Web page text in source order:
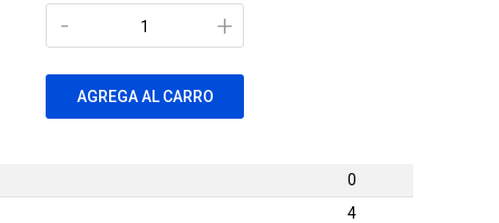
+
-
AGREGA AL CARRO
0
4